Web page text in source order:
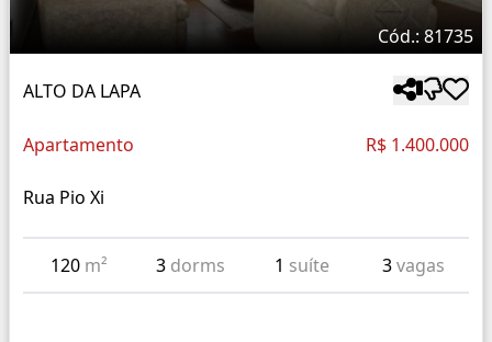
Cód.: 81735
ALTO DA LAPA
Apartamento R$ 1.400.000
Rua Pio Xi
120 m² 3 dorms 1 suíte 3vagas